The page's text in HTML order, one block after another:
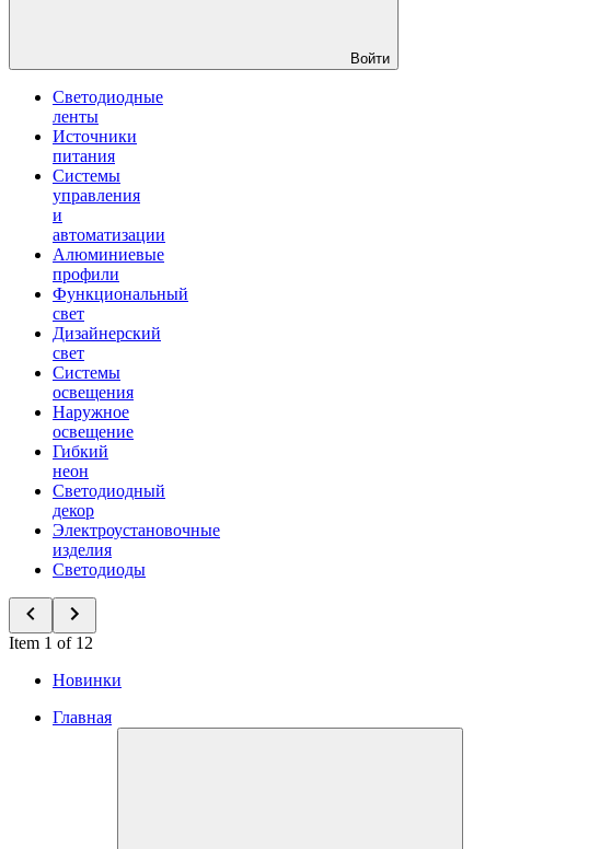
Войти
Светодиодные
ленты
Источники
питания
Системы
управления
и
автоматизации
Алюминиевые
профили
Функциональный
свет
Дизайнерский
свет
Системы
освещения
Наружное
освещение
Гибкий
неон
Светодиодный
декор
Электроустановочные
изделия
Светодиоды
Item 1 of 12
Новинки
Главная